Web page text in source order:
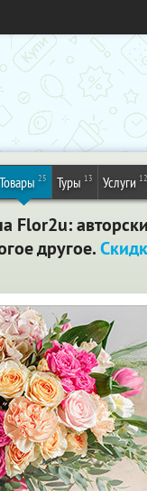
Товары 25 Туры 13 Услуги 12
Flor2u:
другое.